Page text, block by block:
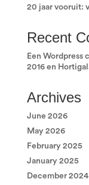
20 jaar vooruit:
Recent
Een Wordpress
2016 en
Archives
June 2026
May 2026
February 2025
January 2025
December 2024